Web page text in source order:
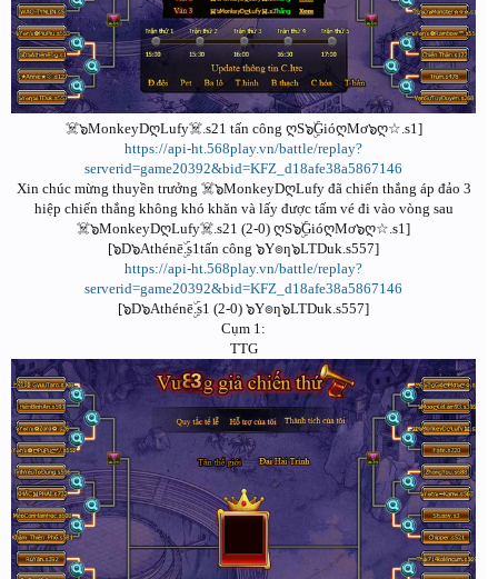
☠️๖MonkeyDღLufy☠️.s21 tấn công ღS๖ۣۜGióღMơ๖ღ☆.s1]
https://api-ht.568play.vn/battle/replay?
serverid=game20392&bid=KFZ_d18afe38a5867146
Xin chúc mừng thuyền trưởng ☠️๖MonkeyDღLufy đã chiến thắng áp đảo 3
hiệp chiến thắng không khó khăn và lấy được tấm vé đi vào vòng sau
☠️๖MonkeyDღLufy☠️.s21 (2-0) ღS๖ۣۜGióღMơ๖ღ☆.s1]
[๖D๖Athénēۣۜ.s1tấn công ๖Y๏ƞ๖LTDuk.s557]
https://api-ht.568play.vn/battle/replay?
serverid=game20392&bid=KFZ_d18afe38a5867146
[๖D๖Athénēۣۜ.s1 (2-0) ๖Y๏ƞ๖LTDuk.s557]
Cụm 1:
TTG